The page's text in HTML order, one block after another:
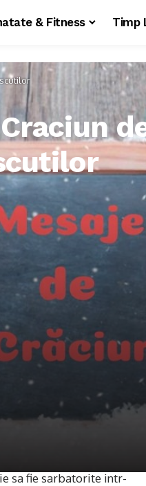
& Fitness Timp
sa fie sarbatorite intr-